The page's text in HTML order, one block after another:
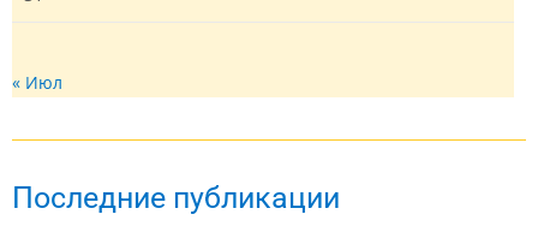
« Июл
Последние публикации